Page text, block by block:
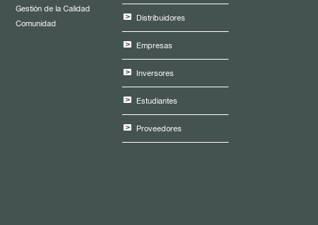
Gestión de la Calidad
Comunidad
Distribuidores
Empresas
Inversores
Estudiantes
Proveedores